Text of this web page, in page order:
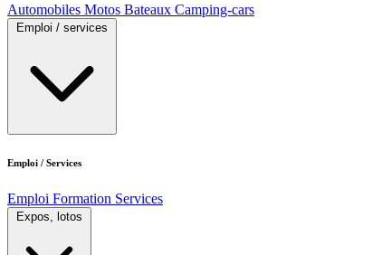
Automobiles Motos Bateaux Camping-cars
Emploi / services
Emploi / Services
Emploi Formation Services
Expos, lotos